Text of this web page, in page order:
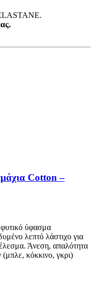
Cotton –
ύφασμα
λεπτό λάστιχο για
Άνεση, απαλότητα
(μπλε, κόκκινο, γκρι)